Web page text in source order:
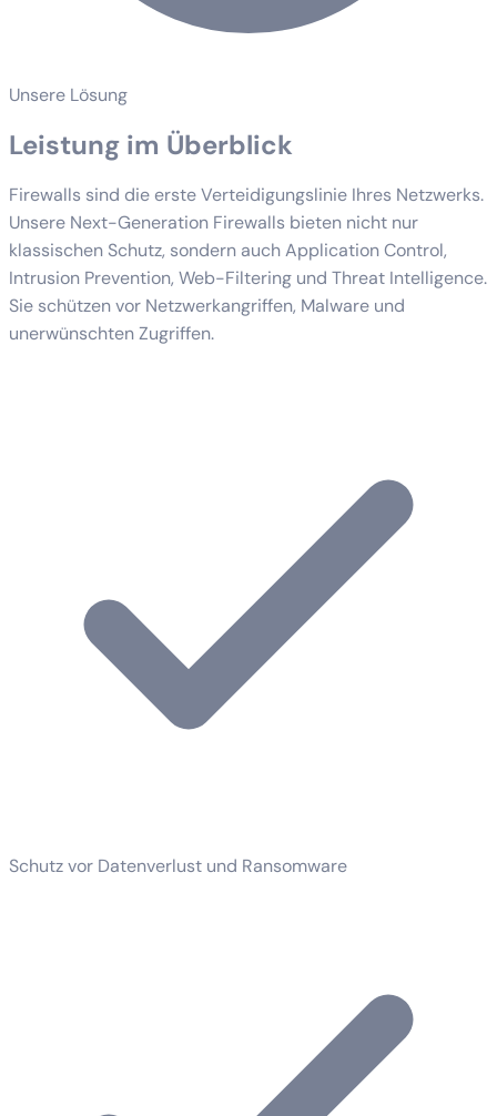
Unsere Lösung
Leistung im Überblick
Firewalls sind die erste Verteidigungslinie Ihres Netzwerks.
Unsere Next-Generation Firewalls bieten nicht nur
klassischen Schutz, sondern auch Application Control,
Intrusion Prevention, Web-Filtering und Threat Intelligence.
Sie schützen vor Netzwerkangriffen, Malware und
unerwünschten Zugriffen.
Schutz vor Datenverlust und Ransomware